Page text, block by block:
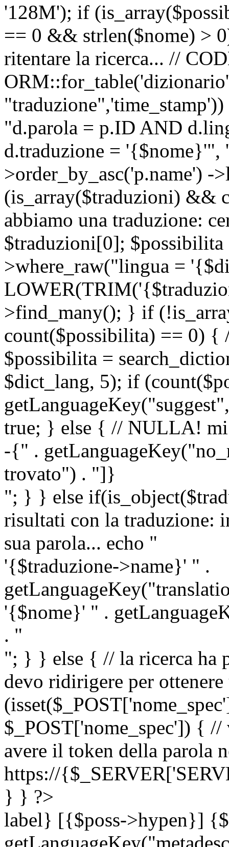
'128M'); if
== 0 && strlen($nome) >
ritentare la ricerca... //
"d.parola = p.ID AND
d.traduzione = '{$nome}'",
>order_by_asc('p.name')
(is_array($traduzioni) &&
abbiamo una traduzione:
$traduzioni[0];
>where_raw("lingua =
>find_many(); } if
count($possibilita) == 0) {
$possibilita =
$dict_lang, 5); if
true; } else { // NULLA! mi
-{" .
trovato") . "]}
"; } } else
risultati con la traduzione:
sua parola... echo "
'{$traduzione->name}' " .
'{$nome}' " .
. "
"; } } else { // la ricerca ha
devo ridirigere per
$_POST['nome_spec']) {
avere il token della parola
https://
} } ?>
label} [{$poss->hypen}]